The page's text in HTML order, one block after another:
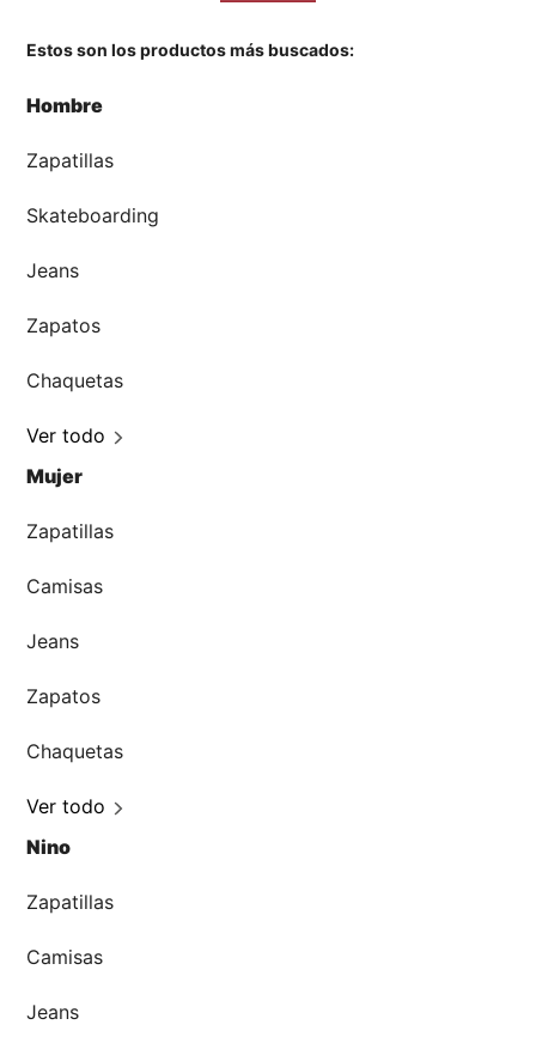
Tiendas
Estos son los productos más buscados:
Hombre
Zapatillas
Skateboarding
Jeans
Zapatos
Chaquetas
Ver todo
Mujer
Zapatillas
Camisas
Jeans
Zapatos
Chaquetas
Ver todo
Nino
Zapatillas
Camisas
Jeans